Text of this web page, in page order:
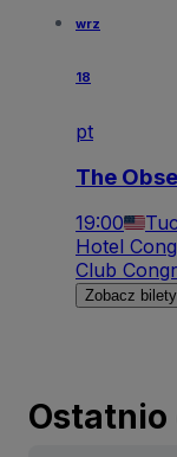
wrz
18
pt
The
19:00
Hotel
Club
Zobacz bilety
Ostatnio